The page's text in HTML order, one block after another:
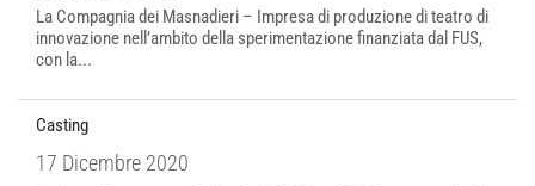
La Compagnia dei Masnadieri – Impresa di produzione di teatro di
innovazione nell’ambito della sperimentazione finanziata dal FUS,
con la...
Casting
17 Dicembre 2020